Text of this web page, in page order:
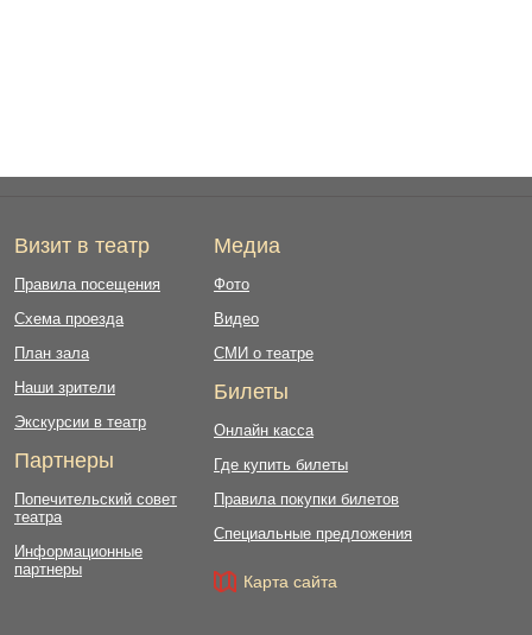
Визит в театр
Правила посещения
Схема проезда
План зала
Наши зрители
Экскурсии в театр
Партнеры
Попечительский совет
театра
Информационные
партнеры
Медиа
Фото
Видео
СМИ о театре
Билеты
Онлайн касса
Где купить билеты
Правила покупки билетов
Специальные предложения
Карта сайта